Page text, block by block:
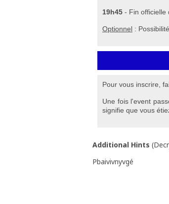
19h45 - Fin officielle
Optionnel :
Pour vous inscrire,
Une fois l'event
signifie que vous
Additional Hints (
Pbaivivnyvgé